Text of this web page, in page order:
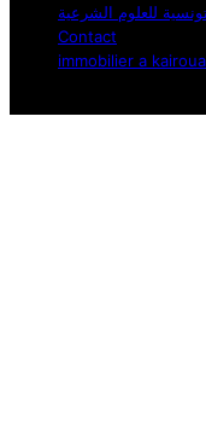
للعلوم الشرعية
Contact
immobilier a